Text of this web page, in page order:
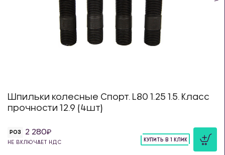
Шпильки колесные Спорт. L80 1.25 1.5. Класс
прочности 12.9 (4шт)
РОЗ 2 280
НЕ ВКЛЮЧАЕТ НДС
КУПИТЬ В 1 КЛИК